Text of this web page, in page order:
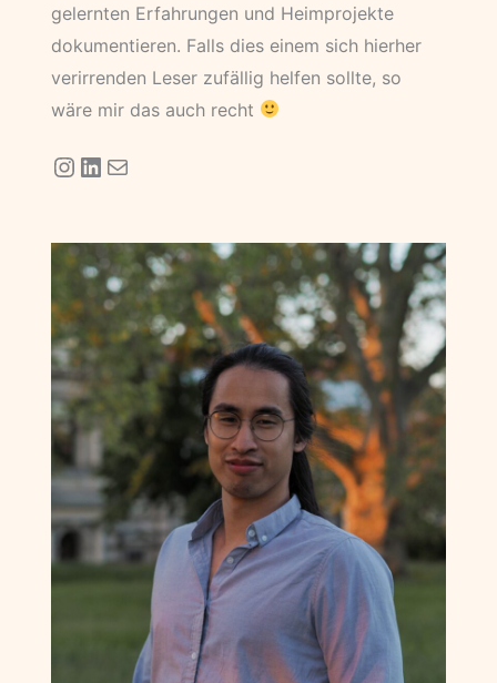
gelernten Erfahrungen und Heimprojekte
dokumentieren. Falls dies einem sich hierher
verirrenden Leser zufällig helfen sollte, so
wäre mir das auch recht
Instagram
LinkedIn
Mail